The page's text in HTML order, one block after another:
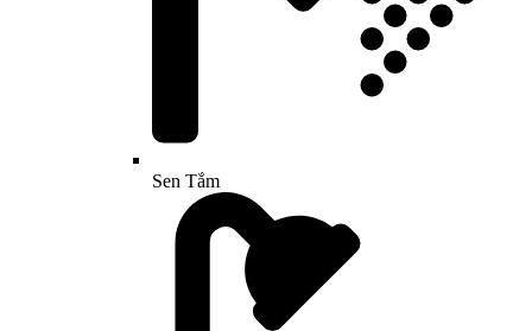
Sen Tắm